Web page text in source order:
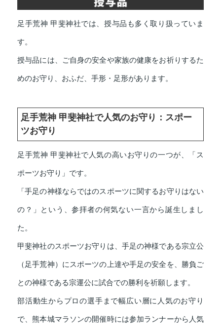
足手荒神 甲斐神社では、授与品も多く取り扱っていま
す。
授与品には、ご自身の安全や家族の健康をお祈りするた
めのお守り、おふだ、手形・足形があります。
足手荒神 甲斐神社で人気のお守り：スポー
ツお守り
足手荒神 甲斐神社で人気の高いお守りの一つが、「ス
ポーツお守り」です。
「手足の神様ならではのスポーツに関するお守りはない
の？」という、参拝者の何気ない一言から誕生しまし
た。
甲斐神社のスポーツお守りは、手足の神様である宗立公
（足手荒神）にスポーツの上達や手足の安全を、勝負ご
との神様である宗運公に試合での勝利を祈願します。
部活動生からプロの選手まで幅広い層に人気のお守り
で、熊本城マラソンの開催時には参加ランナーから人気